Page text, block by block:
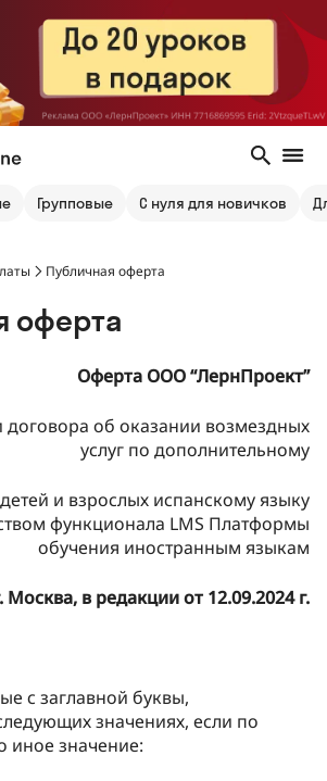
Групповые С нуля для новичков
Публичная оферта
оферта
Оферта ООО“ЛернПроект”
договора об оказании возмездных
услуг по дополнительному
и взрослых испанскому языку
функционала LMS Платформы
обучения иностранным языкам
Москва, в редакции от 12.09.2024 г.
с заглавной буквы,
значениях, если по
иное значение: